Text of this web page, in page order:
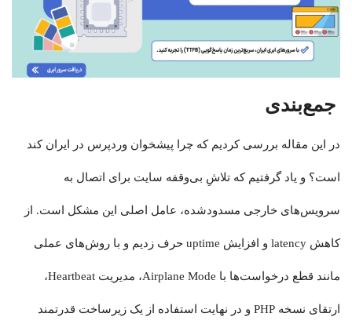
جمع‌بندی
در این مقاله بررسی کردیم که چرا پیشخوان وردپرس در ایران کند
است؟ و یاد گرفتیم که تلاشِ بی‌وقفه سایت برای اتصال به
سرویس‌های خارجی مسدودشده، عامل اصلی این مشکل است. از
کاهش latency و افزایش uptime حرف زدیم و با روش‌های عملی
مانند قطع درخواست‌ها با Airplane Mode، مدیریت Heartbeat،
ارتقای نسخه PHP و در نهایت استفاده از یک زیرساخت قدرتمند